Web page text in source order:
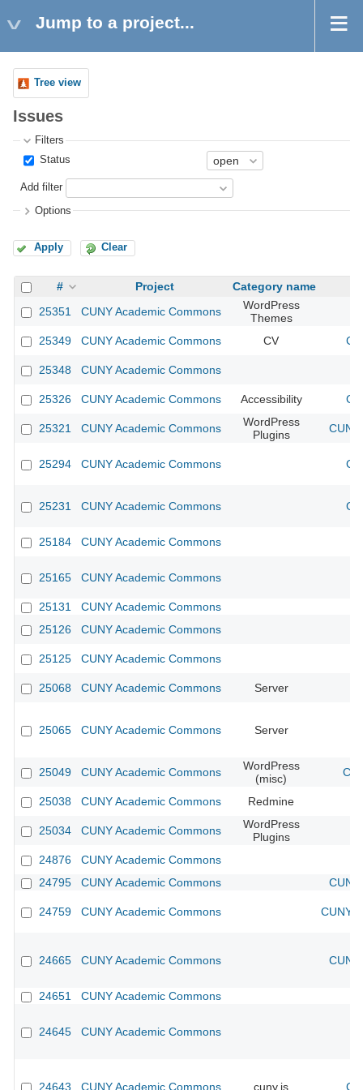
Jump to a project...
Tree view
Issues
Filters
Status
Add filter
Options
Apply Clear
# Project
Category name
25351
CUNY Academic Commons
WordPress
Themes
25349
CUNY Academic Commons CV
25348 CUNY Academic Commons
25326 CUNY Academic Commons Accessibility
25321 CUNY Academic Commons
WordPress
Plugins
25294 CUNY Academic Commons
25231 CUNY Academic Commons
25184 CUNY Academic Commons
25165 CUNY Academic Commons
25131
CUNY Academic Commons
25126
CUNY Academic Commons
25125 CUNY Academic Commons
25068 CUNY Academic Commons Server
25065 CUNY Academic Commons Server
25049 CUNY Academic Commons
WordPress
(misc)
25038 CUNY Academic Commons Redmine
25034 CUNY Academic Commons
WordPress
Plugins
24876
CUNY Academic Commons
24795
CUNY Academic Commons
24759 CUNY Academic Commons CUNY
24665 CUNY Academic Commons
24651 CUNY Academic Commons
24645 CUNY Academic Commons
24643 CUNY Academic Commons cuny.is